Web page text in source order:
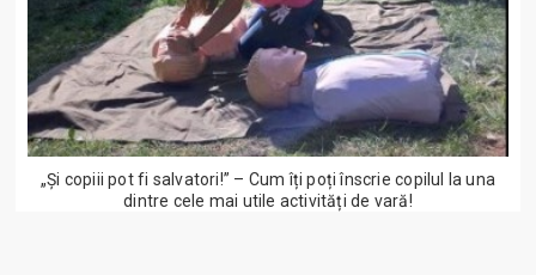
„Și copiii pot fi salvatori!” – Cum îți poți înscrie copilul la una
dintre cele mai utile activități de vară!